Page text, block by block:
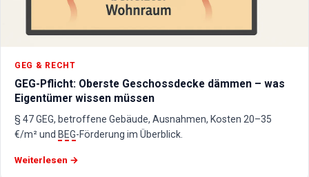
GEG & RECHT
GEG-Pflicht: Oberste Geschossdecke dämmen – was
Eigentümer wissen müssen
§ 47 GEG, betroffene Gebäude, Ausnahmen, Kosten 20–35
€/m² und BEG-Förderung im Überblick.
Weiterlesen →